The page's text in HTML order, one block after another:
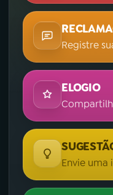
Registre
ELOGIO
Envie uma